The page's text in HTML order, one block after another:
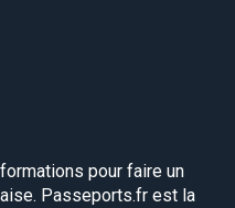
pour faire un
Passeports.fr est la